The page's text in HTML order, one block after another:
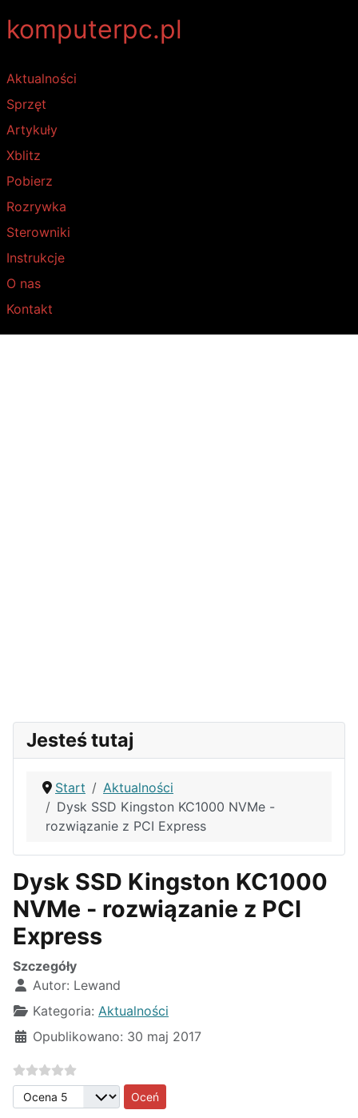
komputerpc.pl
Aktualności
Sprzęt
Artykuły
Xblitz
Pobierz
Rozrywka
Sterowniki
Instrukcje
O nas
Kontakt
Jesteś tutaj
Start
Aktualności
Dysk SSD Kingston KC1000 NVMe -
rozwiązanie z PCI Express
Dysk SSD Kingston KC1000
NVMe - rozwiązanie z PCI
Express
Szczegóły
Autor: Lewand
Kategoria: Aktualności
Opublikowano: 30 maj 2017
Proszę, oceń